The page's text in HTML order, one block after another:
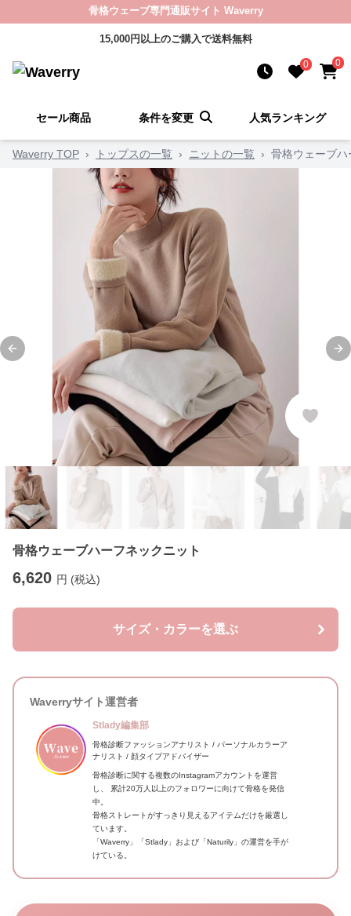
骨格ウェーブ専門通販サイト Waverry
15,000円以上のご購入で送料無料
0 0
セール商品 条件を変更 人気ランキング
Waverry TOP › トップスの一覧 › ニットの一覧 › 骨格ウェーブ
Previous slide
骨格ウェーブハーフネックニット
6,620 円 (税込)
サイズ・カラーを選ぶ
Waverryサイト運営者
Stlady編集部
骨格診断ファッションアナリスト / パーソナルカラーア
ナリスト / 顔タイプアドバイザー
骨格診断に関する複数のInstagramアカウントを運営
し、 累計20万人以上のフォロワーに向けて骨格を発信
中。
骨格ストレートがすっきり見えるアイテムだけを厳選し
ています。
「Waverry」「Stlady」および「Naturily」の運営を手が
けている。